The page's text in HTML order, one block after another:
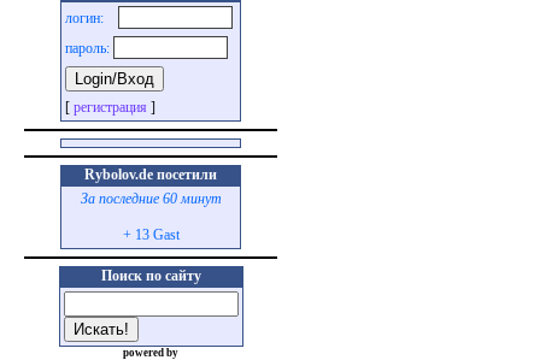
логин:
пароль:
[ регистрация ]
Rybolov.de посетили
За последние 60 минут
+ 13 Gast
Поиск по сайту
powered by